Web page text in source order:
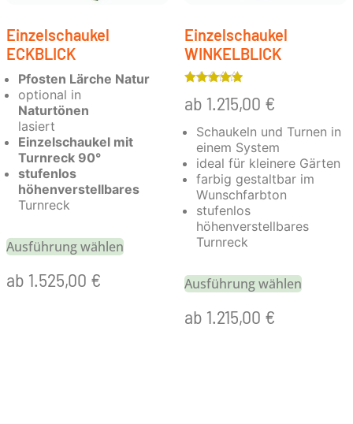
Einzelschaukel
ECKBLICK
Pfosten Lärche Natur
optional in
Naturtönen
lasiert
Einzelschaukel mit
Turnreck 90°
stufenlos
höhenverstellbares
Turnreck
Ausführung wählen
ab 1.525,00 €
Einzelschaukel
WINKELBLICK
mit
5.00
ab 1.215,00 €
Schaukeln und Turnen in
einem System
ideal für kleinere Gärten
farbig gestaltbar im
Wunschfarbton
stufenlos
höhenverstellbares
Turnreck
Ausführung wählen
ab 1.215,00 €